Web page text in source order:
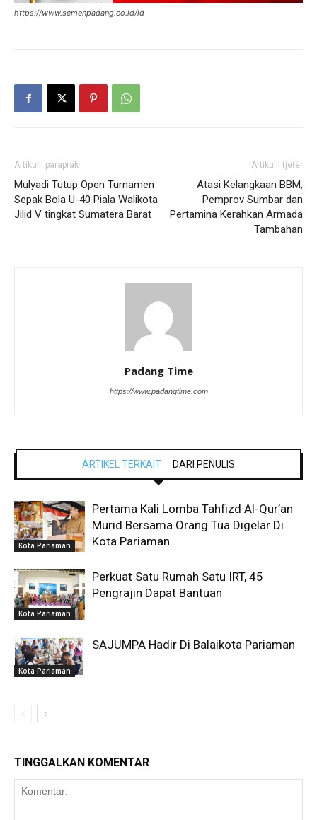
https://www.semenpadang.co.id/id
Artikulli paraprak
Mulyadi Tutup Open Turnamen
Sepak Bola U-40 Piala Walikota
Jilid V tingkat Sumatera Barat
Artikulli tjetër
Atasi Kelangkaan BBM,
Pemprov Sumbar dan
Pertamina Kerahkan Armada
Tambahan
Padang Time
https://www.padangtime.com
ARTIKEL TERKAIT DARI PENULIS
Kota Pariaman
Pertama Kali Lomba Tahfizd Al-Qur’an
Murid Bersama Orang Tua Digelar Di
Kota Pariaman
Kota Pariaman
Perkuat Satu Rumah Satu IRT, 45
Pengrajin Dapat Bantuan
Kota Pariaman
SAJUMPA Hadir Di Balaikota Pariaman
TINGGALKAN KOMENTAR